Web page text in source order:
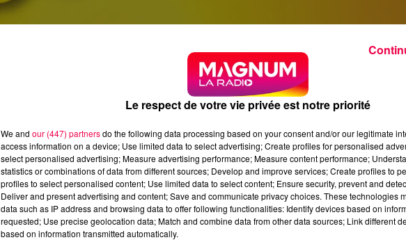
Le respect de votre vie privée est notre priorité
We and our (447) partnersdo the following data processing based on your consent and/or our legitimate
access information on a device; Use limited data to select advertising; Create profiles for personalised
select personalised advertising; Measure advertising performance; Measure content performance;
statistics or combinations of data from different sources; Develop and improve services; Create profiles to
profiles to select personalised content; Use limited data to select content; Ensure security, prevent and
Deliver and present advertising and content; Save and communicate privacy choices. These technologies
data such as IP address and browsing data to offer following functionalities: Identify devices based on
requested; Use precise geolocation data; Match and combine data from other data sources; Link different
based on information transmitted automatically.